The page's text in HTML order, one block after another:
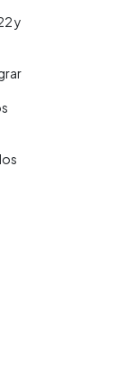
y